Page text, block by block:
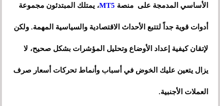
الأساسي المدمجة على منصة MT5، يمتلك المبتدئون مجموعة
أدوات قوية جداً لتتبع الأحداث الاقتصادية والسياسية المهمة. ولكن
لإتقان كيفية إعداد الأوضاع وتحليل المؤشرات بشكل صحيح، لا
يزال يتعين عليك الخوض في أسباب وأنماط تحركات أسعار صرف
العملات الأجنبية.